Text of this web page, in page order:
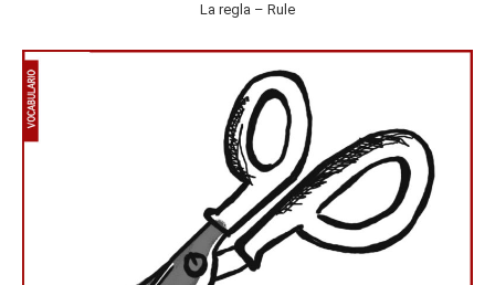
La regla – Rule